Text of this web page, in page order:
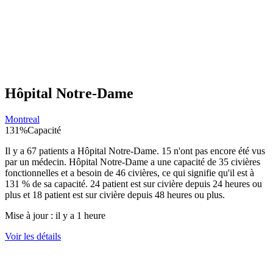
Hôpital Notre-Dame
Montreal
131%Capacité
Il y a 67 patients a Hôpital Notre-Dame. 15 n'ont pas encore été vus
par un médecin. Hôpital Notre-Dame a une capacité de 35 civières
fonctionnelles et a besoin de 46 civières, ce qui signifie qu'il est à
131 % de sa capacité. 24 patient est sur civière depuis 24 heures ou
plus et 18 patient est sur civière depuis 48 heures ou plus.
Mise à jour : il y a 1 heure
Voir les détails